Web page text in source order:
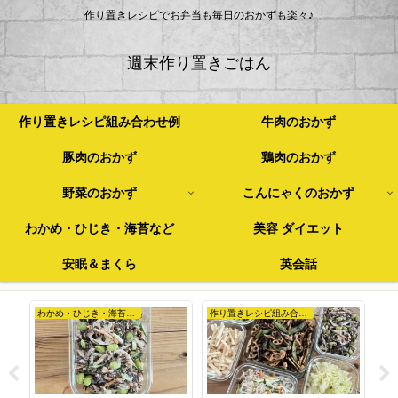
作り置きレシピでお弁当も毎日のおかずも楽々♪
週末作り置きごはん
作り置きレシピ組み合わせ例 牛肉のおかず
豚肉のおかず 鶏肉のおかず
野菜のおかず こんにゃくのおかず
わかめ・ひじき・海苔など 美容 ダイエット
安眠＆まくら 英会話
わかめ・ひじき・海苔など 作り置きレシピ組み合わせ例